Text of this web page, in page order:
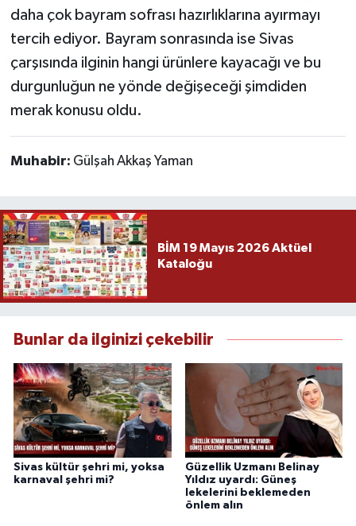
daha çok bayram sofrası hazırlıklarına ayırmayı
tercih ediyor. Bayram sonrasında ise Sivas
çarşısında ilginin hangi ürünlere kayacağı ve bu
durgunluğun ne yönde değişeceği şimdiden
merak konusu oldu.
Muhabir: Gülşah Akkaş Yaman
BİM 19 Mayıs 2026 Aktüel
Kataloğu
Bunlar da ilginizi çekebilir
Sivas kültür şehri mi, yoksa
karnaval şehri mi?
Güzellik Uzmanı Belinay
Yıldız uyardı: Güneş
lekelerini beklemeden
önlem alın